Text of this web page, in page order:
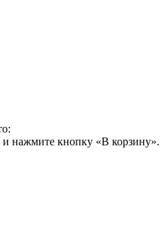
нажмите кнопку «В корзину».